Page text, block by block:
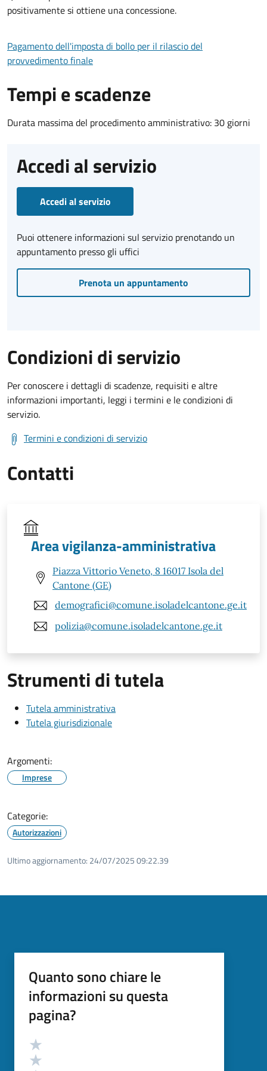
positivamente si ottiene una concessione.
Pagamento dell'imposta di bollo per il rilascio del
provvedimento finale
Tempi e scadenze
Durata massima del procedimento amministrativo: 30 giorni
Accedi al servizio
Accedi al servizio
Puoi ottenere informazioni sul servizio prenotando un
appuntamento presso gli uffici
Prenota un appuntamento
Condizioni di servizio
Per conoscere i dettagli di scadenze, requisiti e altre
informazioni importanti, leggi i termini e le condizioni di
servizio.
Termini e condizioni di servizio
Contatti
Area vigilanza-amministrativa
Piazza Vittorio Veneto, 8 16017 Isola del
Cantone (GE)
demografici@comune.isoladelcantone.ge.it
polizia@comune.isoladelcantone.ge.it
Strumenti di tutela
Tutela amministrativa
Tutela giurisdizionale
Argomenti:
Imprese
Categorie:
Autorizzazioni
Ultimo aggiornamento: 24/07/2025 09:22.39
Quanto sono chiare le
informazioni su questa
pagina?
Valutazione